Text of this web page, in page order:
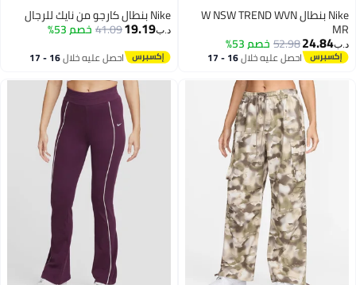
Nike بنطال W NSW TREND WVN
24.84
52.98خصم 53%
احصل عليه خلال 16 - 17
Nike بنطال كارجو من نايك للرجال
د.ب‏19.19
41.09خصم 53%
احصل عليه خلال 16 - 17